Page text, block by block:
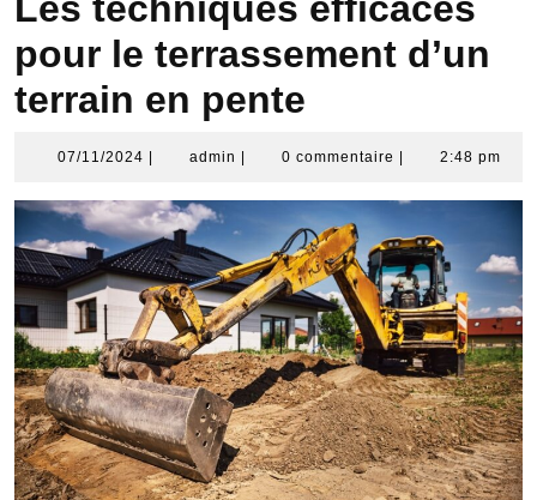
pour le terrassement d’un
terrain en pente
07/11/2024 07/11/2024
admin admin0 commentaire 2:48 pm